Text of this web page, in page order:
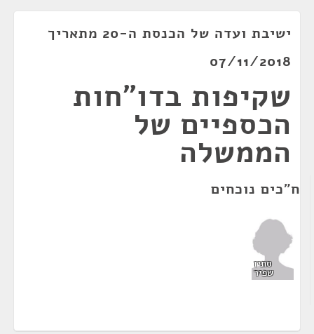
ישיבת ועדה של הכנסת ה-20 מתאריך
07/11/2018
שקיפות בדו"חות
הכספיים של
הממשלה
ח"כים נוכחים
סתיו
שפיר